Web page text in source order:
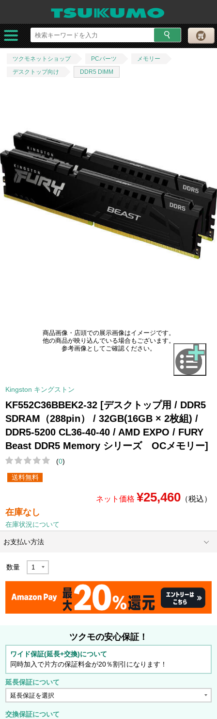
ツクモネットショップ PCパーツ
メモリー
デスクトップ向け
DDR5 DIMM
商品画像・店頭での展示画像はイメージです。
他の商品が映り込んでいる場合もございます。
参考画像としてご確認ください。
Kingston キングストン
KF552C36BBEK2-32 [デスクトップ用 / DDR5
SDRAM（288pin） / 32GB(16GB × 2枚組) /
DDR5-5200 CL36-40-40 / AMD EXPO / FURY
Beast DDR5 Memory シリーズ OCメモリー]
(0)
送料無料
ネット価格 ¥25,460（税込）
在庫なし
在庫状況について
お支払い方法
数量
ツクモの安心保証！
ワイド保証(延長+交換)について
同時加入で片方の保証料金が20％割引になります！
延長保証について
交換保証について